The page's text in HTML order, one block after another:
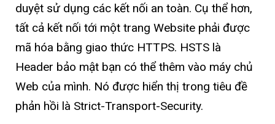
duyệt sử dụng các kết nối an toàn. Cụ thể hơn,
tất cả kết nối tới một trang Website phải được
mã hóa bằng giao thức HTTPS. HSTS là
Header bảo mật bạn có thể thêm vào máy chủ
Web của mình. Nó được hiển thị trong tiêu đề
phản hồi là Strict-Transport-Security.